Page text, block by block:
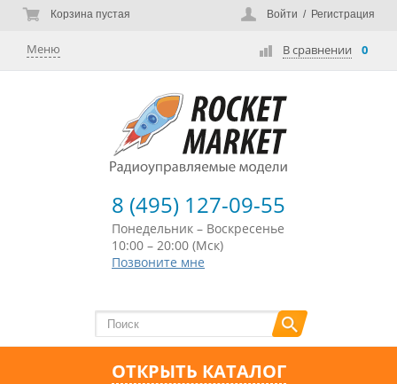
Корзина пустая Войти / Регистрация
Меню В сравнении 0
8 (495) 127-09-55
Понедельник – Воскресенье
10:00 – 20:00 (Мск)
Позвоните мне
ОТКРЫТЬ КАТАЛОГ